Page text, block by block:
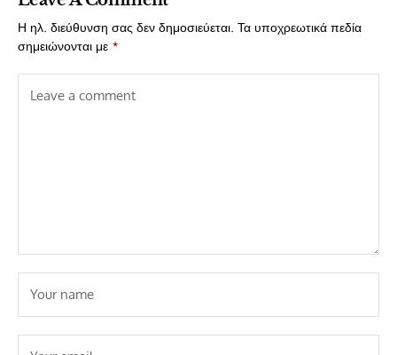
Η ηλ. διεύθυνση σας δεν δημοσιεύεται. Τα υποχρεωτικά πεδία
σημειώνονται με *